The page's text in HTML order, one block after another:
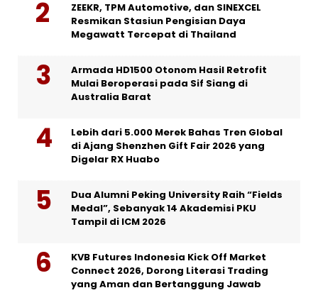
ZEEKR, TPM Automotive, dan SINEXCEL
Resmikan Stasiun Pengisian Daya
Megawatt Tercepat di Thailand
Armada HD1500 Otonom Hasil Retrofit
Mulai Beroperasi pada Sif Siang di
Australia Barat
Lebih dari 5.000 Merek Bahas Tren Global
di Ajang Shenzhen Gift Fair 2026 yang
Digelar RX Huabo
Dua Alumni Peking University Raih “Fields
Medal”, Sebanyak 14 Akademisi PKU
Tampil di ICM 2026
KVB Futures Indonesia Kick Off Market
Connect 2026, Dorong Literasi Trading
yang Aman dan Bertanggung Jawab